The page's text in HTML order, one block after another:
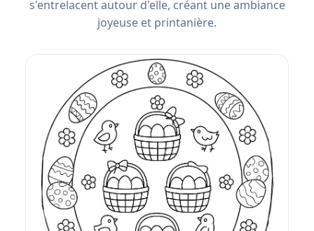
s'entrelacent autour d'elle, créant une ambiance
joyeuse et printanière.